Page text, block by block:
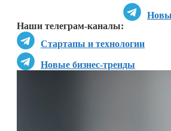
Наши телеграм-каналы:
Стартапы и технологии
Новые бизнес-тренды